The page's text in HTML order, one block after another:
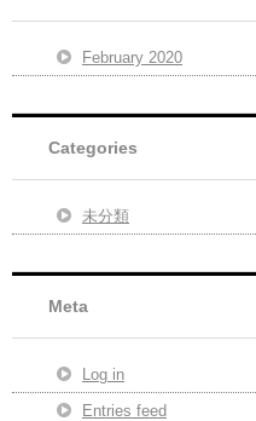
February 2020
Categories
未分類
Meta
Log in
Entries feed